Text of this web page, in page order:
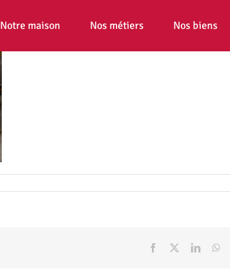
Notre maison Nos métiers Nos biens
Facebook LinkedIn